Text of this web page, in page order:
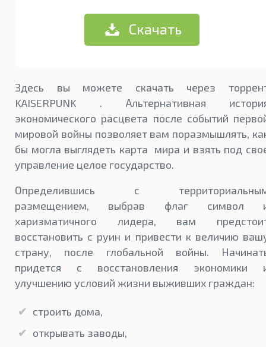
Скачать
Здесь вы можете скачать через
KAISERPUNK . Альтернативная
экономического расцвета после событий
мировой войны позволяет вам поразмышлять,
бы могла выглядеть карта мира и взять под
управление целое государство.
Определившись с
размещением, выбрав флаг символ
харизматичного лидера, вам
восстановить с руин и привести к величию
страну, после глобальной войны.
придется с восстановления экономики
улучшению условий жизни выживших граждан:
строить дома,
открывать заводы,